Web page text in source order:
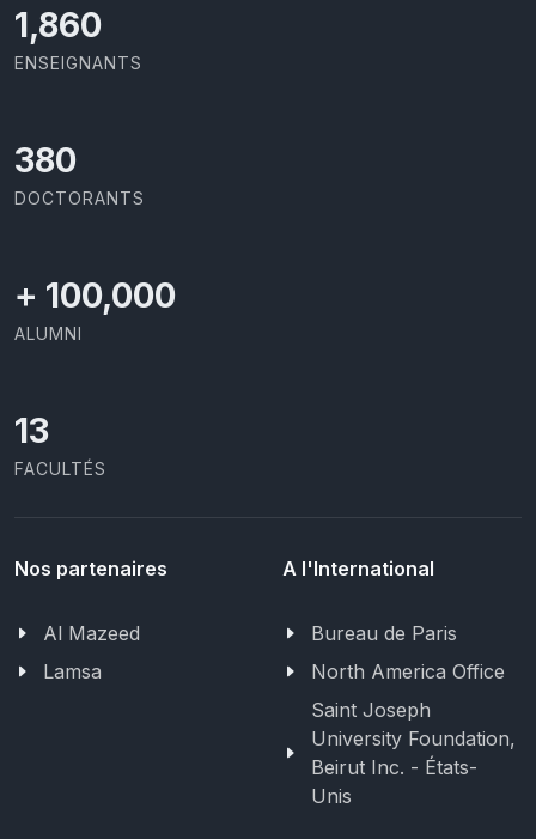
2,029
ENSEIGNANTS
414
DOCTORANTS
+ 100,000
ALUMNI
13
FACULTÉS
Nos partenaires
Al Mazeed
Lamsa
A l'International
Bureau de Paris
North America Office
Saint Joseph
University Foundation,
Beirut Inc. - États-
Unis